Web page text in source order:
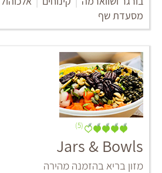
מסעדת שף
(5)
Jars & Bowls
מזון בריא בהזמנה מהירה